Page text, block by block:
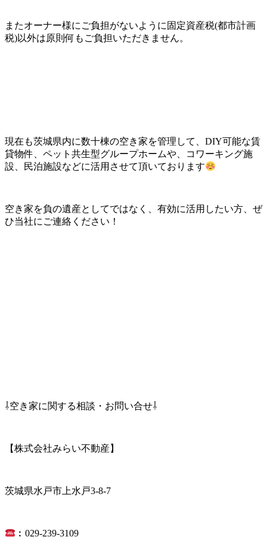
またオーナー様にご負担がないように固定資産税(都市計画
税)以外は原則何もご負担いただきません。
現在も茨城県内に数十棟の空き家を管理して、DIY可能な賃
貸物件、ペット共生型グループホームや、コワーキング施
設、民泊施設などに活用させて頂いております
空き家を負の遺産としてではなく、有効に活用したい方、ぜ
ひ当社にご連絡ください！
⇩空き家に関する相談・お問い合せ⇩
【株式会社みらい不動産】
茨城県水戸市上水戸3-8-7
︰029-239-3109